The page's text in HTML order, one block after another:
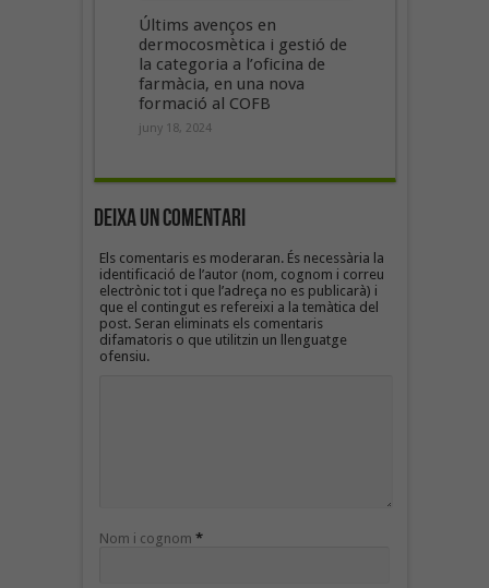
Últims avenços en
dermocosmètica i gestió de
la categoria a l’oficina de
farmàcia, en una nova
formació al COFB
juny 18, 2024
Deixa un Comentari
Els comentaris es moderaran. És necessària la
identificació de l’autor (nom, cognom i correu
electrònic tot i que l’adreça no es publicarà) i
que el contingut es refereixi a la temàtica del
post. Seran eliminats els comentaris
difamatoris o que utilitzin un llenguatge
ofensiu.
Nom i cognom *